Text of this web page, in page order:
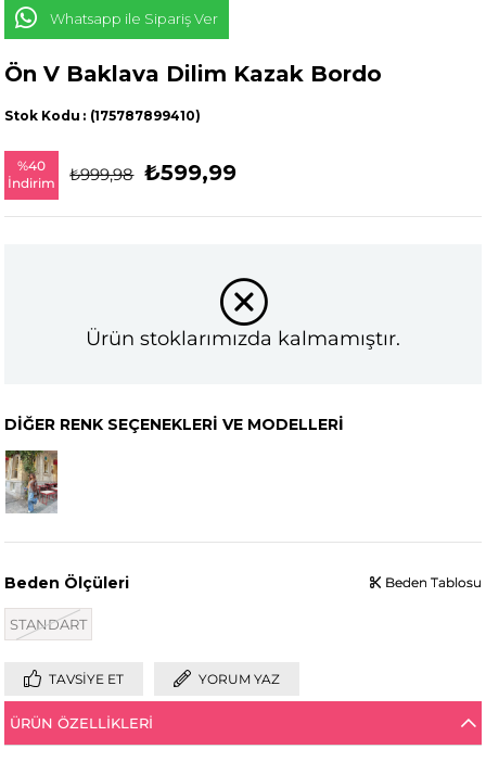
Whatsapp ile Sipariş Ver
Ön V Baklava Dilim Kazak Bordo
(175787899410)
Stok Kodu
%40
İndirim
₺999,98 ₺599,99
Ürün stoklarımızda kalmamıştır.
DIĞER RENK SEÇENEKLERI VE MODELLERI
Beden Ölçüleri
STANDART
Beden Tablosu
Beden Tablosu
TAVSIYE ET YORUM YAZ
ÜRÜN ÖZELLIKLERI